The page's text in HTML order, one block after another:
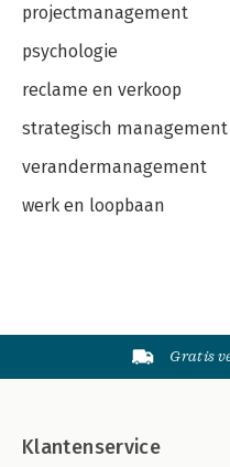
projectmanagement
psychologie
reclame en verkoop
strategisch management
verandermanagement
werk en loopbaan
Gratis
Klantenservice